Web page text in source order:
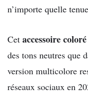
n’importe quelle
Cet accessoire coloré
des tons neutres que
version multicolore
réseaux sociaux en